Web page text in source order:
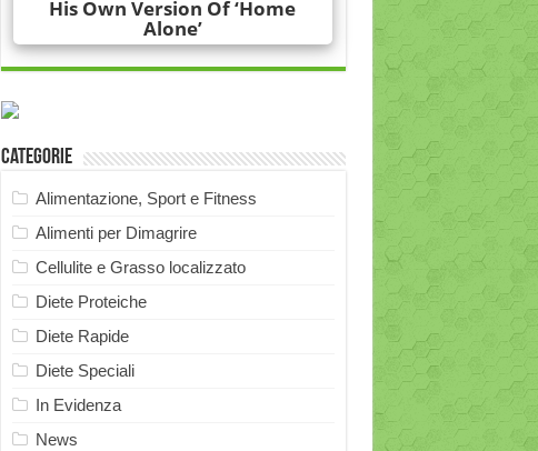
Categorie
Alimentazione, Sport e Fitness
Alimenti per Dimagrire
Cellulite e Grasso localizzato
Diete Proteiche
Diete Rapide
Diete Speciali
In Evidenza
News